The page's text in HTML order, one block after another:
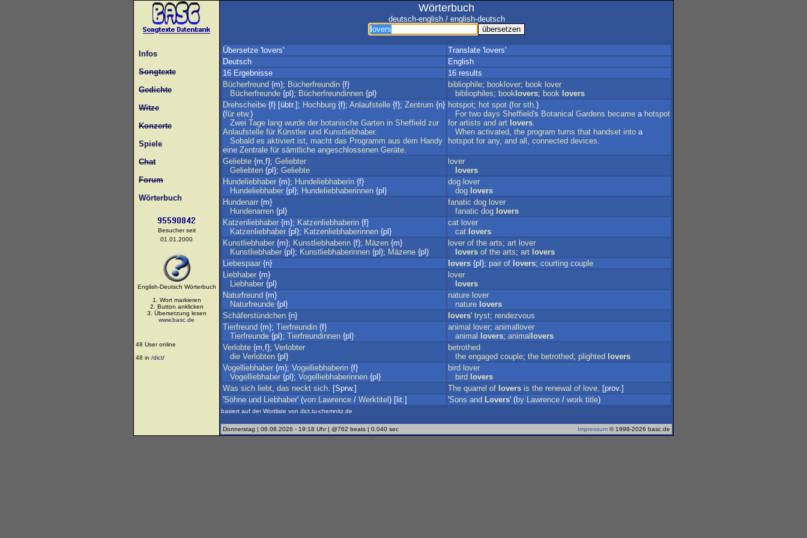
Infos
Songtexte
Gedichte
Witze
Konzerte
Spiele
Chat
Forum
Wörterbuch
Besucher seit
01.01.2000
English-Deutsch Wörterbuch
1. Wort markieren
2. Button anklicken
3. Übersetzung lesen
www.basc.de
48 User online
48 in /dict/
Wörterbuch
deutsch-english / english-deutsch
Übersetze 'lovers'
Translate 'lovers'
Deutsch
English
16 Ergebnisse
16 results
Bücherfreund {m}; Bücherfreundin {f}
Bücherfreunde {pl}; Bücherfreundinnen {pl}
bibliophile; booklover; book lover
bibliophiles; book lovers; book lovers
Drehscheibe {f} [übtr.]; Hochburg {f}; Anlaufstelle {f}; Zentrum {n}
(für etw.)
Zwei Tage lang wurde der botanische Garten in Sheffield zur
Anlaufstelle für Künstler und Kunstliebhaber.
Sobald es aktiviert ist, macht das Programm aus dem Handy
eine Zentrale für sämtliche angeschlossenen Geräte.
hotspot; hot spot (for sth.)
For two days Sheffield's Botanical Gardens became a hotspot
for artists and art lovers.
When activated, the program turns that handset into a
hotspot for any, and all , connected devices.
Geliebte {m,f}; Geliebter
Geliebten {pl}; Geliebte
lover
lovers
Hundeliebhaber {m}; Hundeliebhaberin {f}
Hundeliebhaber {pl}; Hundeliebhaberinnen {pl}
dog lover
dog lovers
Hundenarr {m}
Hundenarren {pl}
fanatic dog lover
fanatic dog lovers
Katzenliebhaber {m}; Katzenliebhaberin {f}
Katzenliebhaber {pl}; Katzenliebhaberinnen {pl}
cat lover
cat lovers
Kunstliebhaber {m}; Kunstliebhaberin {f}; Mäzen {m}
Kunstliebhaber {pl}; Kunstliebhaberinnen {pl}; Mäzene {pl}
lover of the arts; art lover
lovers of the arts; art lovers
Liebespaar {n} lovers {pl}; pair of lovers; courting couple
Liebhaber {m}
Liebhaber {pl}
lover
lovers
Naturfreund {m}
Naturfreunde {pl}
nature lover
nature lovers
Schäferstündchen {n} lovers' tryst; rendezvous
Tierfreund {m}; Tierfreundin {f}
Tierfreunde {pl}; Tierfreundinnen {pl}
animal lover; animallover
animal
lovers; animal lovers
Verlobte {m,f}; Verlobter
die Verlobten {pl}
betrothed
the engaged couple; the betrothed; plighted lovers
Vogelliebhaber {m}; Vogelliebhaberin {f}
Vogelliebhaber {pl}; Vogelliebhaberinnen {pl}
bird lover
bird lovers
Was sich liebt, das neckt sich. [Sprw.] The quarrel of lovers is the renewal of love. [prov.]
'Söhne und Liebhaber' (von Lawrence / Werktitel ) [lit.] 'Sons and Lovers' (by Lawrence / work title)
basiert auf der Wortliste von dict.tu-chemnitz.de
Donnerstag | 06.08.2026 - 19:18 Uhr | @762 beats | 0.040 sec Impressum © 1998-2026 basc.de